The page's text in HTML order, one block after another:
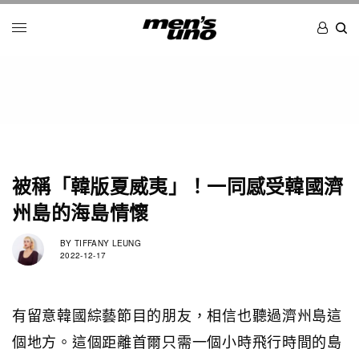
被稱「韓版夏威夷」！一同感受韓國濟
州島的海島情懷
BY TIFFANY LEUNG
2022-12-17
有留意韓國綜藝節目的朋友，相信也聽過濟州島這
個地方。這個距離首爾只需一個小時飛行時間的島